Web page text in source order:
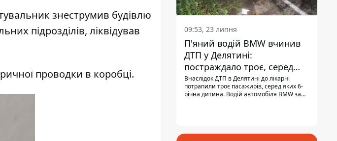
знеструмив будівлю
підрозділів, ліквідував
проводки в коробці.
09:53, 23 липня
П'яний водій BMW вчинив
ДТП у Делятині:
постраждало троє, серед
них - дитина
Внаслідок ДТП в Делятині до лікарні
потрапили троє пасажирів, серед яких 6-
річна дитина. Водій автомобіля BMW за